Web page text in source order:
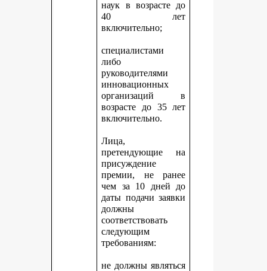
наук в возрасте до
40 лет
включительно;
специалистами
либо
руководителями
инновационных
организаций в
возрасте до 35 лет
включительно.
Лица,
претендующие на
присуждение
премии, не ранее
чем за 10 дней до
даты подачи заявки
должны
соответствовать
следующим
требованиям:
не должны являться